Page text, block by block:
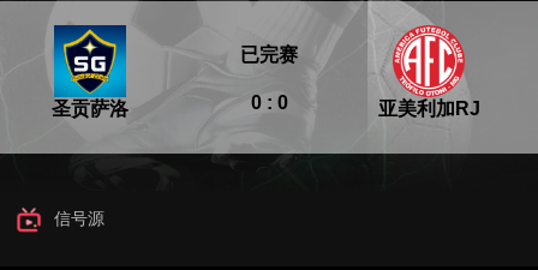
圣贡萨洛 0 : 0
已完赛
亚美利加RJ
信号源